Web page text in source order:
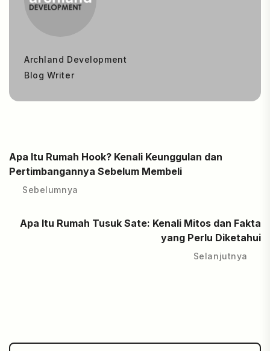
Archland Development
Blog Writer
Apa Itu Rumah Hook? Kenali Keunggulan dan
Pertimbangannya Sebelum Membeli
Sebelumnya
Apa Itu Rumah Tusuk Sate: Kenali Mitos dan Fakta
yang Perlu Diketahui
Selanjutnya